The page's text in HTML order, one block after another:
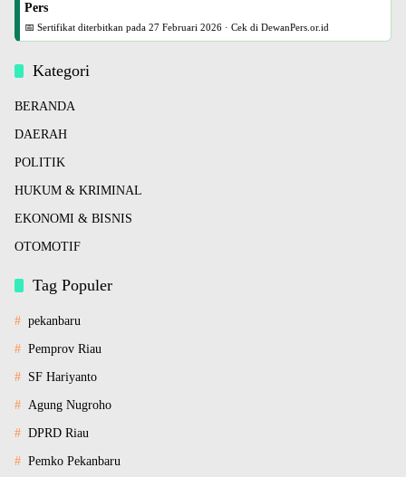
Pers
📅 Sertifikat diterbitkan pada 27 Februari 2026 · Cek di DewanPers.or.id
Kategori
BERANDA
DAERAH
POLITIK
HUKUM & KRIMINAL
EKONOMI & BISNIS
OTOMOTIF
Tag Populer
pekanbaru
Pemprov Riau
SF Hariyanto
Agung Nugroho
DPRD Riau
Pemko Pekanbaru